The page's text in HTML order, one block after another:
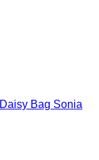
Daisy Bag Sonia